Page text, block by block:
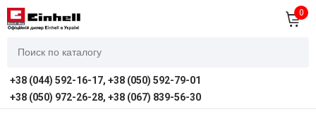
0
+38 (044) 592-16-17, +38 (050) 592-79-01
+38 (050) 972-26-28, +38 (067) 839-56-30